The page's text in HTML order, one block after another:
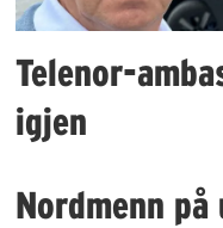
Telenor-
igjen
Nordmenn